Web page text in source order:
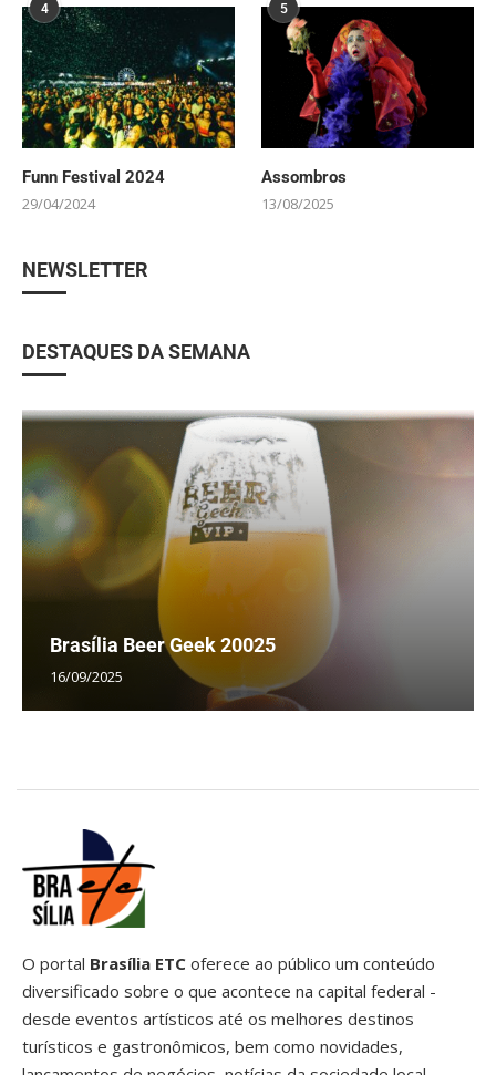
4
Funn Festival 2024
29/04/2024
5
Assombros
13/08/2025
NEWSLETTER
DESTAQUES DA SEMANA
Brasília Beer Geek 20025
16/09/2025
O portal Brasília ETC oferece ao público um conteúdo
diversificado sobre o que acontece na capital federal -
desde eventos artísticos até os melhores destinos
turísticos e gastronômicos, bem como novidades,